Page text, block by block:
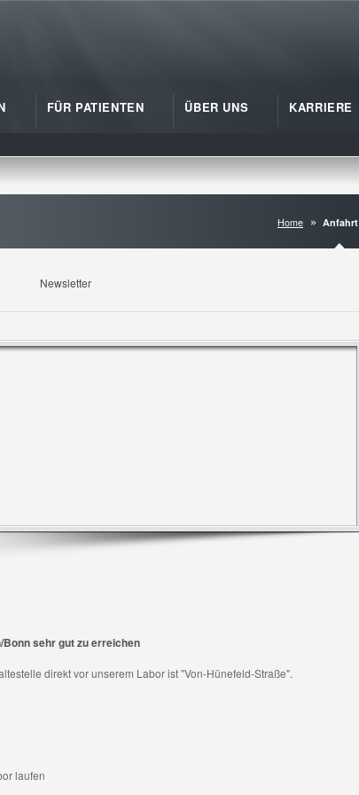
FÜR PATIENTEN ÜBER UNS KARRIERE
Home Anfahrt
Newsletter
sehr gut zu erreichen
direkt vor unserem Labor ist "Von-Hünefeld-Straße".
laufen